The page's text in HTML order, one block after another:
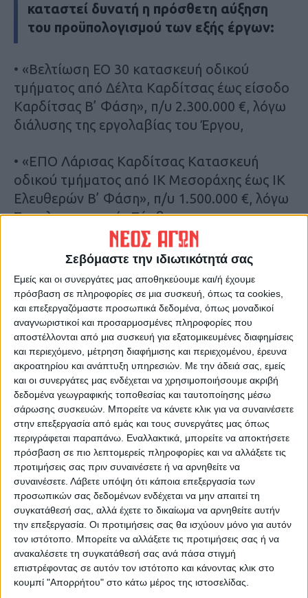
Σεβόμαστε την ιδιωτικότητά σας
Εμείς και οι συνεργάτες μας αποθηκεύουμε και/ή έχουμε
πρόσβαση σε πληροφορίες σε μια συσκευή, όπως τα cookies,
και επεξεργαζόμαστε προσωπικά δεδομένα, όπως μοναδικοί
αναγνωριστικοί και προσαρμοσμένες πληροφορίες που
αποστέλλονται από μια συσκευή για εξατομικευμένες διαφημίσεις
και περιεχόμενο, μέτρηση διαφήμισης και περιεχομένου, έρευνα
ακροατηρίου και ανάπτυξη υπηρεσιών. Με την άδειά σας, εμείς
και οι συνεργάτες μας ενδέχεται να χρησιμοποιήσουμε ακριβή
δεδομένα γεωγραφικής τοποθεσίας και ταυτοποίησης μέσω
σάρωσης συσκευών. Μπορείτε να κάνετε κλικ για να συναινέσετε
στην επεξεργασία από εμάς και τους συνεργάτες μας όπως
περιγράφεται παραπάνω. Εναλλακτικά, μπορείτε να αποκτήσετε
πρόσβαση σε πιο λεπτομερείς πληροφορίες και να αλλάξετε τις
προτιμήσεις σας πριν συναινέσετε ή να αρνηθείτε να
συναινέσετε. Λάβετε υπόψη ότι κάποια επεξεργασία των
προσωπικών σας δεδομένων ενδέχεται να μην απαιτεί τη
συγκατάθεσή σας, αλλά έχετε το δικαίωμα να αρνηθείτε αυτήν
την επεξεργασία. Οι προτιμήσεις σας θα ισχύουν μόνο για αυτόν
τον ιστότοπο. Μπορείτε να αλλάξετε τις προτιμήσεις σας ή να
ανακαλέσετε τη συγκατάθεσή σας ανά πάσα στιγμή
επιστρέφοντας σε αυτόν τον ιστότοπο και κάνοντας κλικ στο
κουμπί "Απορρήτου" στο κάτω μέρος της ιστοσελίδας.
καταστεί δυνατή η πρόσθετη αύξηση
του προϋπολογισμού των εξής έργων:
• «Βελτίωση ΕΟ 30 κατασκευή οδικού
τμήματος από Δέλτα Καρδίτσας έως είσοδο
Καρδίτσας Β’ Φάση», π/υ 2.300.000 €, λόγω
διάλυσης της εργολαβίας του Έργου,
• «ΕΠΟ Λάρισας Καρδίτσας Κατασκευή
οδικού τμήματος από ΙΚ Μεσοράχης έως ΙΚ
Ελευθερών Β’ Φάση», π/υ 1.500.000 €, λόγω
Συμπληρωματικής Σύμβασης και
Αναθεωρήσεων του Έργου και
• «ΕΟ Τρικάλων Άρτας κατασκευή οδικού
τμήματος από περιφερειακή Τρικάλων έως
γέφυρα Καραβόπορου Β’ Φάση», π/υ
1.000.000 €, λόγω πρόβλεψης
Αναθεωρήσεων του Έργου.
Τελευταίες Ειδήσεις Σήμερα
Ακολούθησε την εφημερίδα ΝΕΟΣ
ΑΓΩΝ στο Google News!
Όλες οι εξελίξεις στην περιοχή της
Καρδίτσας και ευρύτερα της Θεσσαλίας
ΠΡΟΗΓΟΥΜΕΝΟ ΑΡΘΡΟ
Στην κινητοποίηση της ΚΕΔΕ
στην Αθήνα Καρδιτσιώτες
Δήμαρχοι και
Αυτοδιοικητικοί
ΕΠΟΜΕΝΟ ΑΡΘΡΟ
Τα τρακτέρ του μπλόκου
ξεσήκωσαν το κέντρο της
Καρδίτσας (ΦΩΤΟ & ΒΙΝΤΕΟ)